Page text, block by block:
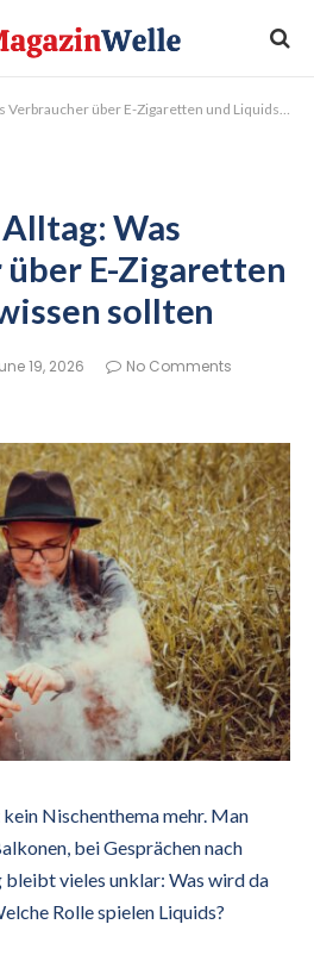
über E-Zigaretten und Liquids wissen sollten
Was
E-Zigaretten
sollten
19, 2026
No Comments
Nischenthema mehr. Man
bei Gesprächen nach
vieles unklar: Was wird da
Rolle spielen Liquids?